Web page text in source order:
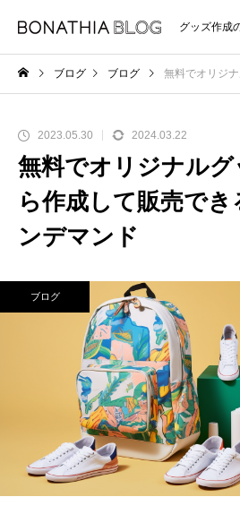
グッズ作成
ブログ ブログ 無料でオリジナルグッズを1
2023.05.30 2024.03.22
無料でオリジナル
ら作成して販売で
ンデマンド
ブログ